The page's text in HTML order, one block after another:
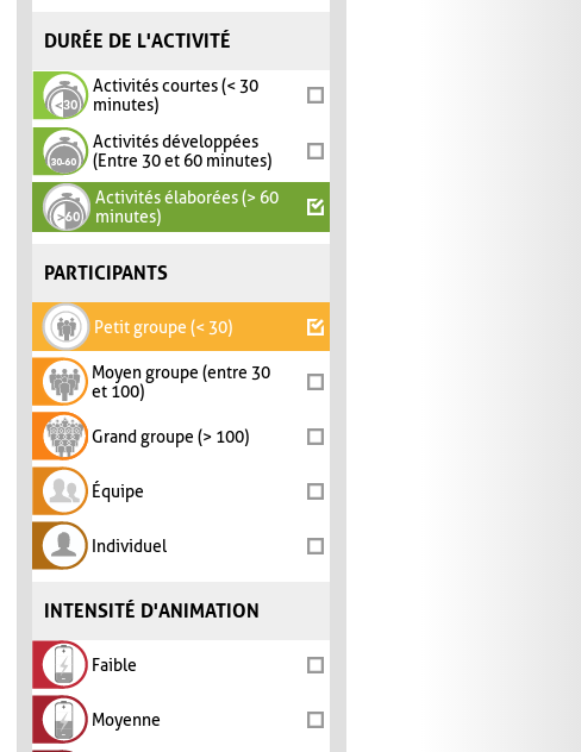
DURÉE DE L'ACTIVITÉ
Activités courtes (< 30
minutes)
Activités développées
(Entre 30 et 60 minutes)
Activités élaborées (> 60
minutes)
PARTICIPANTS
Petit groupe (< 30)
Moyen groupe (entre 30
et 100)
Grand groupe (> 100)
Équipe
Individuel
INTENSITÉ D'ANIMATION
Faible
Moyenne